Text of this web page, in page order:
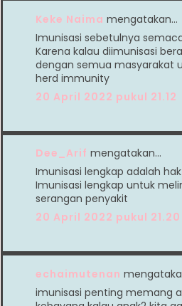
Keke Naima mengatakan…
Imunisasi sebetulnya
Karena kalau diimunisasi
dengan semua masyarakat
herd immunity
20 April 2022 pukul 21.12
Dee_Arif mengatakan…
Imunisasi lengkap adalah
Imunisasi lengkap untuk
serangan penyakit
20 April 2022 pukul 21.20
echaimutenan
imunisasi penting memang